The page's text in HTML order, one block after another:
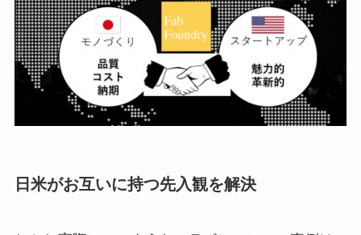
日米がお互いに持つ先入観を解決